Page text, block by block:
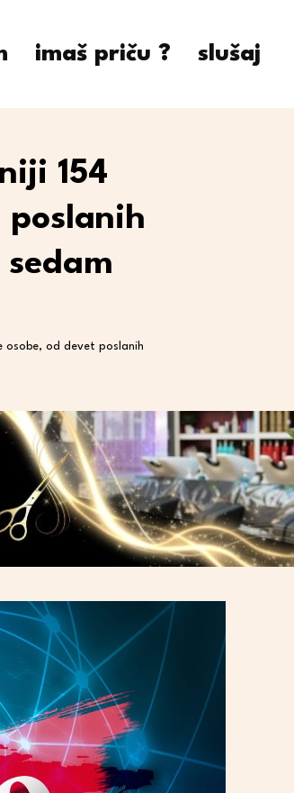
imaš priču ? slušaj
154
poslanih
osobe, od devet poslanih